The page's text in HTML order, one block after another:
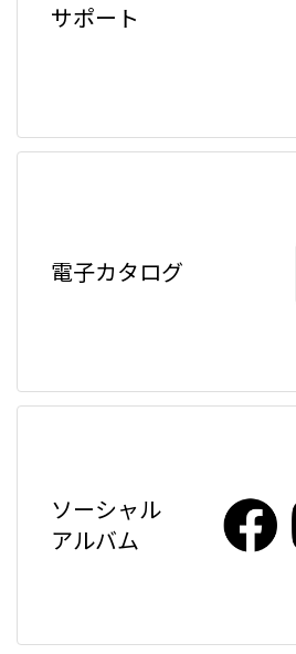
サポート
電子カタログ
ソーシャル
アルバム